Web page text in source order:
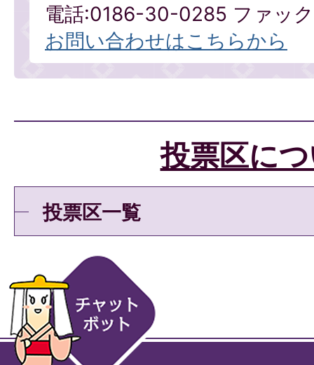
電話:0186-30-0285 ファッ
お問い合わせはこちらから
投票区に
投票区一覧